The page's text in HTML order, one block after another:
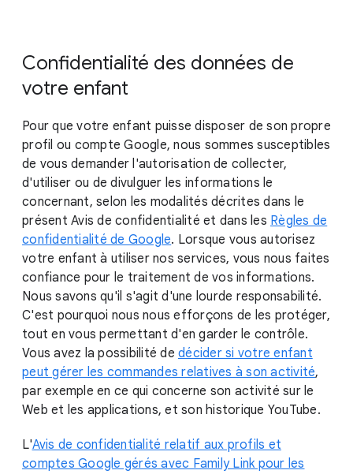
Confidentialité des données de
votre enfant
Pour que votre enfant puisse disposer de son propre
profil ou compte Google, nous sommes susceptibles
de vous demander l'autorisation de collecter,
d'utiliser ou de divulguer les informations le
concernant, selon les modalités décrites dans le
présent Avis de confidentialité et dans les Règles de
confidentialité de Google. Lorsque vous autorisez
votre enfant à utiliser nos services, vous nous faites
confiance pour le traitement de vos informations.
Nous savons qu'il s'agit d'une lourde responsabilité.
C'est pourquoi nous nous efforçons de les protéger,
tout en vous permettant d'en garder le contrôle.
Vous avez la possibilité de décider si votre enfant
peut gérer les commandes relatives à son activité,
par exemple en ce qui concerne son activité sur le
Web et les applications, et son historique YouTube.
L'Avis de confidentialité relatif aux profils et
comptes Google gérés avec Family Link pour les